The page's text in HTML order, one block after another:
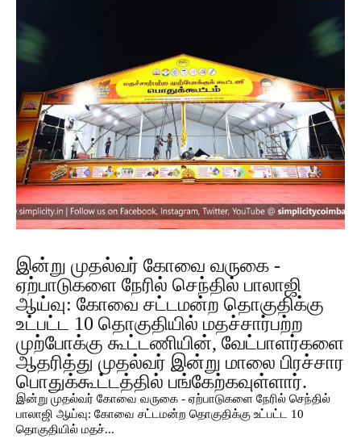
இன்று முதல்வர் கோவை வருகை -
ஏற்பாடுகளை நேரில் செந்தில் பாலாஜி
ஆய்வு: கோவை சட்டமன்ற தொகுதிக்கு
உட்பட்ட 10 தொகுதியில் மதச்சார்பற்ற
முற்போக்கு கூட்டணியின், வேட்பாளர்களை
ஆதரித்து முதல்வர் இன்று மாலை பிரச்சார
பொதுக்கூட்டத்தில் பங்கேற்கவுள்ளார்.
இன்று முதல்வர் கோவை வருகை - ஏற்பாடுகளை நேரில் செந்தில்
பாலாஜி ஆய்வு: கோவை சட்டமன்ற தொகுதிக்கு உட்பட்ட 10
தொகுதியில் மதச்...